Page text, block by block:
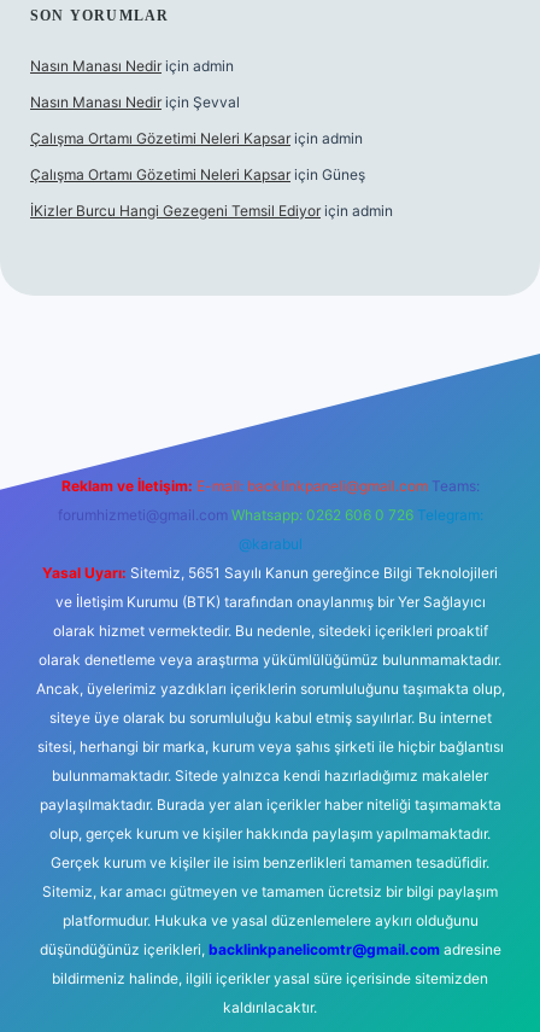
SON YORUMLAR
Nasın Manası Nedir için admin
Nasın Manası Nedir için Şevval
Çalışma Ortamı Gözetimi Neleri Kapsar için admin
Çalışma Ortamı Gözetimi Neleri Kapsar için Güneş
İKizler Burcu Hangi Gezegeni Temsil Ediyor için admin
Reklam ve İletişim: E-mail: backlinkpaneli@gmail.com Teams:
forumhizmeti@gmail.com Whatsapp: 0262 606 0 726 Telegram:
@karabul
Yasal Uyarı: Sitemiz, 5651 Sayılı Kanun gereğince Bilgi Teknolojileri
ve İletişim Kurumu (BTK) tarafından onaylanmış bir Yer Sağlayıcı
olarak hizmet vermektedir. Bu nedenle, sitedeki içerikleri proaktif
olarak denetleme veya araştırma yükümlülüğümüz bulunmamaktadır.
Ancak, üyelerimiz yazdıkları içeriklerin sorumluluğunu taşımakta olup,
siteye üye olarak bu sorumluluğu kabul etmiş sayılırlar. Bu internet
sitesi, herhangi bir marka, kurum veya şahıs şirketi ile hiçbir bağlantısı
bulunmamaktadır. Sitede yalnızca kendi hazırladığımız makaleler
paylaşılmaktadır. Burada yer alan içerikler haber niteliği taşımamakta
olup, gerçek kurum ve kişiler hakkında paylaşım yapılmamaktadır.
Gerçek kurum ve kişiler ile isim benzerlikleri tamamen tesadüfidir.
Sitemiz, kar amacı gütmeyen ve tamamen ücretsiz bir bilgi paylaşım
platformudur. Hukuka ve yasal düzenlemelere aykırı olduğunu
düşündüğünüz içerikleri, backlinkpanelicomtr@gmail.comadresine
bildirmeniz halinde, ilgili içerikler yasal süre içerisinde sitemizden
kaldırılacaktır.